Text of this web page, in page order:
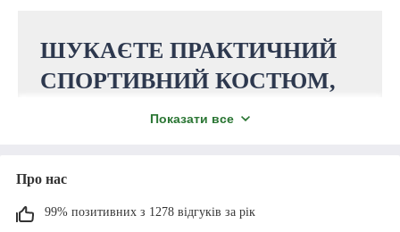
Здійснюємо щоденні відправки замовлень у
будь-який куточок України. Доставка можлива
у відділення УкрПошти та Нової пошти.
гривень, доставляються нашим коштом.
ШУКАЄТЕ ПРАКТИЧНИЙ
СПОРТИВНИЙ КОСТЮМ,
ЩО ПОЄДНУЄ СТИЛЬ ТА
Магазин «Еврика» пропонує вигідно
доречним й у повсякденному житті.
Показати все
Про нас
99% позитивних з 1278 відгуків за рік